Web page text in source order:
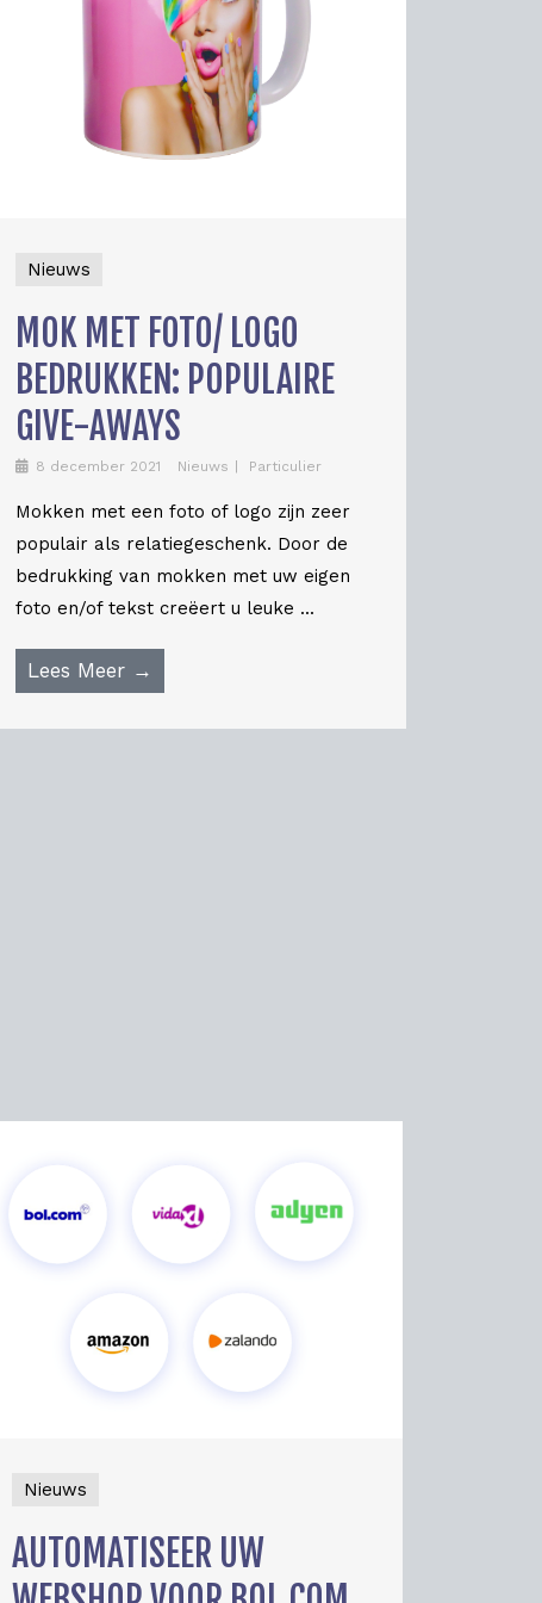
Nieuws
MOK MET FOTO/ LOGO
BEDRUKKEN: POPULAIRE
GIVE-AWAYS
8 december 2021 Nieuws Particulier
Mokken met een foto of logo zijn zeer
populair als relatiegeschenk. Door de
bedrukking van mokken met uw eigen
foto en/of tekst creëert u leuke ...
Lees Meer →
Nieuws
AUTOMATISEER UW